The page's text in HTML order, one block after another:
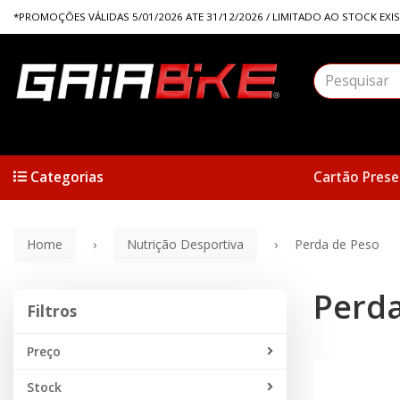
*PROMOÇÕES VÁLIDAS 5/01/2026 ATE 31/12/2026 / LIMITADO AO STOCK
Cartão
Categorias
Home Nutrição Desportiva Perda de Peso
Filtros
Preço
Stock